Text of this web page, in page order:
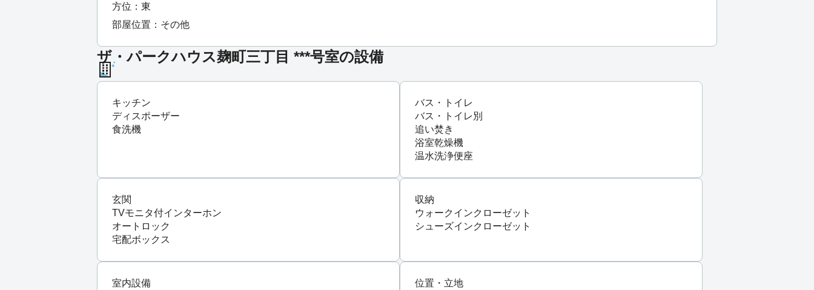
方位：東
部屋位置：その他
ザ・パークハウス麹町三丁目 ***号室の設備
キッチン
ディスポーザー
食洗機
バス・トイレ
バス・トイレ別
追い焚き
浴室乾燥機
温水洗浄便座
玄関
TVモニタ付インターホン
オートロック
宅配ボックス
収納
ウォークインクローゼット
シューズインクローゼット
室内設備
位置・立地